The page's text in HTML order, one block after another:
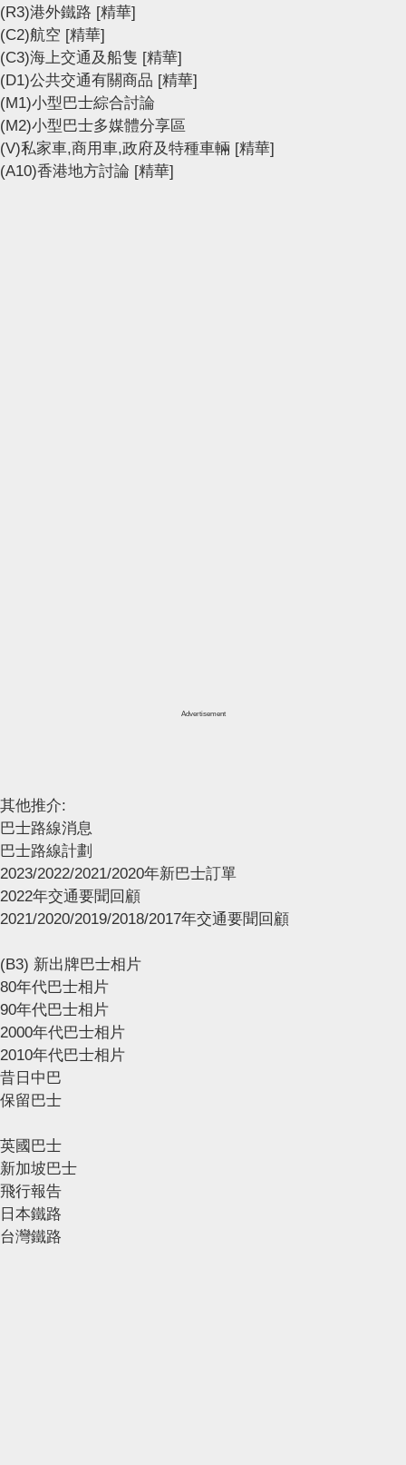
(R3)港外鐵路 [精華]
(C2)航空 [精華]
(C3)海上交通及船隻 [精華]
(D1)公共交通有關商品 [精華]
(M1)小型巴士綜合討論
(M2)小型巴士多媒體分享區
(V)私家車,商用車,政府及特種車輛 [精華]
(A10)香港地方討論 [精華]
Advertisement
其他推介:
巴士路線消息
巴士路線計劃
2023/2022/2021/2020年新巴士訂單
2022年交通要聞回顧
2021/2020/2019/2018/2017年交通要聞回顧
(B3) 新出牌巴士相片
80年代巴士相片
90年代巴士相片
2000年代巴士相片
2010年代巴士相片
昔日中巴
保留巴士
英國巴士
新加坡巴士
飛行報告
日本鐵路
台灣鐵路